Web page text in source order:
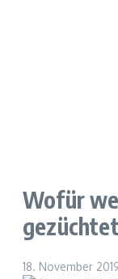
Wofür
18. November